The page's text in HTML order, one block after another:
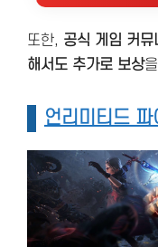
또한, 공식 게임 커
해서도 추가로 보상
언리미티드